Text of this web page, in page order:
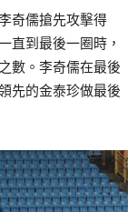
奇儒搶先攻擊得
直到最後一圈時，
數。李奇儒在最後
先的金泰珍做最後